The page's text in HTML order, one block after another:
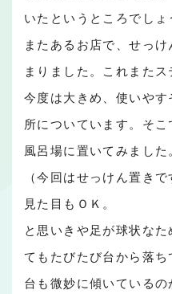
いたというところでしょ
またあるお店で、せっ
まりました。これまたス
今度は大きめ、使いや
所についています。そ
風呂場に置いてみまし
（今回はせっけん置き
見た目もＯＫ。
と思いきや足が球状な
てもたびたび台から落
台も微妙に傾いているの